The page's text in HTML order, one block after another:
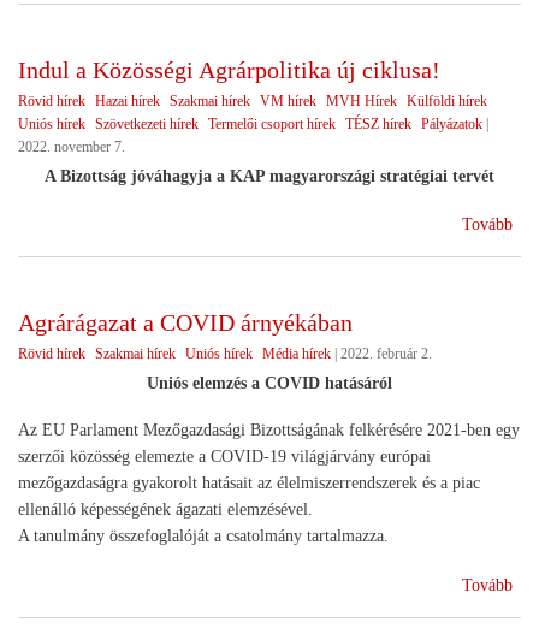
Indul a Közösségi Agrárpolitika új ciklusa!
Rövid hírek Hazai hírek Szakmai hírek VM hírek MVH Hírek Külföldi hírek
Uniós hírek Szövetkezeti hírek Termelői csoport hírek TÉSZ hírek Pályázatok |
2022. november 7.
A Bizottság jóváhagyja a KAP magyarországi stratégiai tervét
Tovább
Agrárágazat a COVID árnyékában
Rövid hírek Szakmai hírek Uniós hírek Média hírek 2022. február 2.
Uniós elemzés a COVID hatásáról
Az EU Parlament Mezőgazdasági Bizottságának felkérésére 2021-ben egy
szerzői közösség elemezte a COVID-19 világjárvány európai
mezőgazdaságra gyakorolt hatásait az élelmiszerrendszerek és a piac
ellenálló képességének ágazati elemzésével.
A tanulmány összefoglalóját a csatolmány tartalmazza.
Tovább